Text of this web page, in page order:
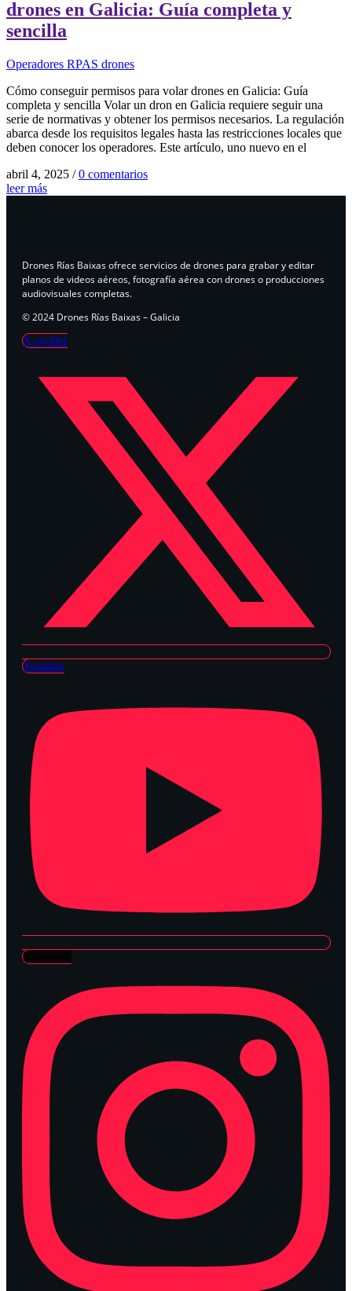
drones en Galicia: Guía completa y
sencilla
Operadores RPAS drones
Cómo conseguir permisos para volar drones en Galicia: Guía
completa y sencilla Volar un dron en Galicia requiere seguir una
serie de normativas y obtener los permisos necesarios. La regulación
abarca desde los requisitos legales hasta las restricciones locales que
deben conocer los operadores. Este artículo, uno nuevo en el
abril 4, 2025 / 0 comentarios
leer más
Drones Rías Baixas ofrece servicios de drones para grabar y editar
planos de videos aéreos, fotografía aérea con drones o producciones
audiovisuales completas.
© 2024 Drones Rías Baixas – Galicia
X-twitter
Youtube
Instagram